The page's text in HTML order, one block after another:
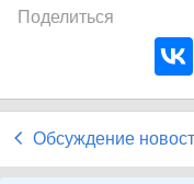
Поделиться
Обсуждение